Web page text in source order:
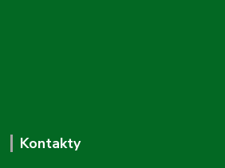
Kontakty